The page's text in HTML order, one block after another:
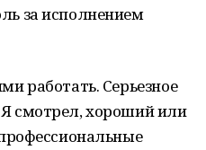
за исполнением
работать. Серьезное
смотрел, хороший или